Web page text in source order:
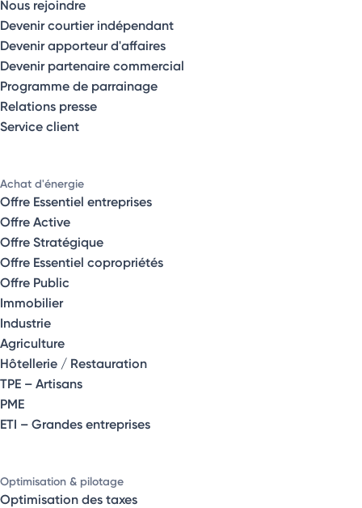
Nous rejoindre
Devenir courtier indépendant
Devenir apporteur d'affaires
Devenir partenaire commercial
Programme de parrainage
Relations presse
Service client
Achat d'énergie
Offre Essentiel entreprises
Offre Active
Offre Stratégique
Offre Essentiel copropriétés
Offre Public
Immobilier
Industrie
Agriculture
Hôtellerie / Restauration
TPE – Artisans
PME
ETI – Grandes entreprises
Optimisation & pilotage
Optimisation des taxes